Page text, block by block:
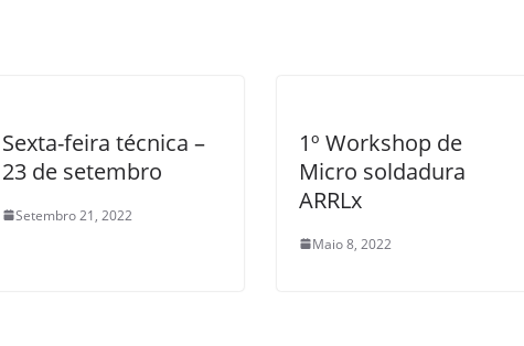
Sexta-feira técnica –
23 de setembro
Setembro 21, 2022
1º Workshop de
Micro soldadura
ARRLx
Maio 8, 2022